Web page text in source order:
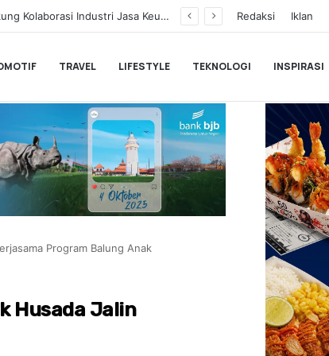
Dinilai Masih Rendah Saat MTQ, Puluhan Kafilah Kaligrafi Dibekali ke Lemka Sukabumi Redaksi Iklan
TRAVEL LIFESTYLE TEKNOLOGI INSPIRASI
Program Balung Anak
Husada Jalin